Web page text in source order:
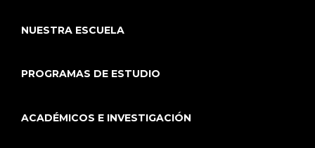
NUESTRA ESCUELA
PROGRAMAS DE ESTUDIO
ACADÉMICOS E INVESTIGACIÓN